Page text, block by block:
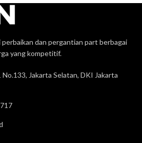
perbaikan dan pergantian part berbagai
yang kompetitif.
Jakarta Selatan, DKI Jakarta